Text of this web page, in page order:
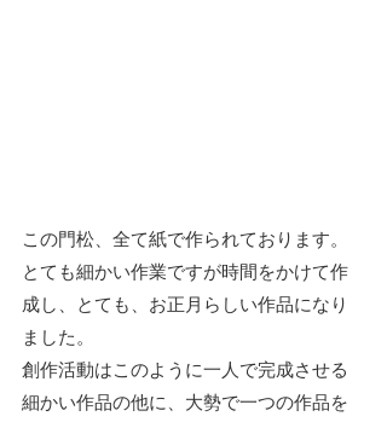
この門松、全て紙で作られております。
とても細かい作業ですが時間をかけて作
成し、とても、お正月らしい作品になり
ました。
創作活動はこのように一人で完成させる
細かい作品の他に、大勢で一つの作品を